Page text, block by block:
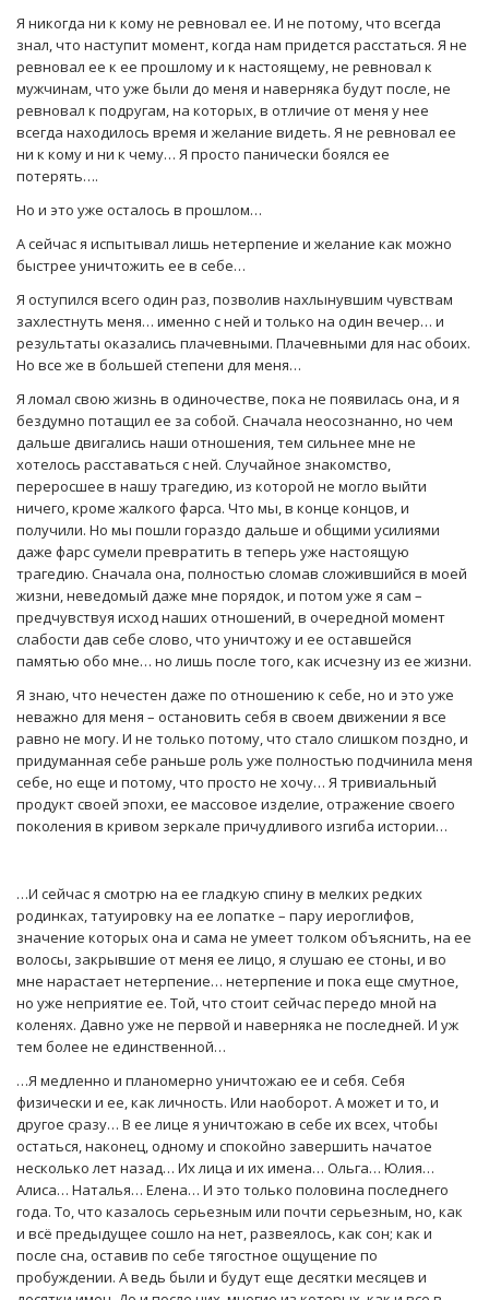
Я никогда ни к кому не ревновал ее. И не потому, что всегда
знал, что наступит момент, когда нам придется расстаться. Я не
ревновал ее к ее прошлому и к настоящему, не ревновал к
мужчинам, что уже были до меня и наверняка будут после, не
ревновал к подругам, на которых, в отличие от меня у нее
всегда находилось время и желание видеть. Я не ревновал ее
ни к кому и ни к чему… Я просто панически боялся ее
потерять….
Но и это уже осталось в прошлом…
А сейчас я испытывал лишь нетерпение и желание как можно
быстрее уничтожить ее в себе…
Я оступился всего один раз, позволив нахлынувшим чувствам
захлестнуть меня… именно с ней и только на один вечер… и
результаты оказались плачевными. Плачевными для нас обоих.
Но все же в большей степени для меня…
Я ломал свою жизнь в одиночестве, пока не появилась она, и я
бездумно потащил ее за собой. Сначала неосознанно, но чем
дальше двигались наши отношения, тем сильнее мне не
хотелось расставаться с ней. Случайное знакомство,
переросшее в нашу трагедию, из которой не могло выйти
ничего, кроме жалкого фарса. Что мы, в конце концов, и
получили. Но мы пошли гораздо дальше и общими усилиями
даже фарс сумели превратить в теперь уже настоящую
трагедию. Сначала она, полностью сломав сложившийся в моей
жизни, неведомый даже мне порядок, и потом уже я сам –
предчувствуя исход наших отношений, в очередной момент
слабости дав себе слово, что уничтожу и ее оставшейся
памятью обо мне… но лишь после того, как исчезну из ее жизни.
Я знаю, что нечестен даже по отношению к себе, но и это уже
неважно для меня – остановить себя в своем движении я все
равно не могу. И не только потому, что стало слишком поздно, и
придуманная себе раньше роль уже полностью подчинила меня
себе, но еще и потому, что просто не хочу… Я тривиальный
продукт своей эпохи, ее массовое изделие, отражение своего
поколения в кривом зеркале причудливого изгиба истории…
…И сейчас я смотрю на ее гладкую спину в мелких редких
родинках, татуировку на ее лопатке – пару иероглифов,
значение которых она и сама не умеет толком объяснить, на ее
волосы, закрывшие от меня ее лицо, я слушаю ее стоны, и во
мне нарастает нетерпение… нетерпение и пока еще смутное,
но уже неприятие ее. Той, что стоит сейчас передо мной на
коленях. Давно уже не первой и наверняка не последней. И уж
тем более не единственной…
…Я медленно и планомерно уничтожаю ее и себя. Себя
физически и ее, как личность. Или наоборот. А может и то, и
другое сразу… В ее лице я уничтожаю в себе их всех, чтобы
остаться, наконец, одному и спокойно завершить начатое
несколько лет назад… Их лица и их имена… Ольга… Юлия…
Алиса… Наталья… Елена… И это только половина последнего
года. То, что казалось серьезным или почти серьезным, но, как
и всё предыдущее сошло на нет, развеялось, как сон; как и
после сна, оставив по себе тягостное ощущение по
пробуждении. А ведь были и будут еще десятки месяцев и